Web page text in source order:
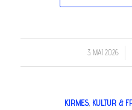
3. MAI 2026
/
KIRMES, KULTUR &